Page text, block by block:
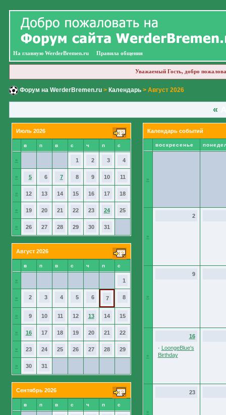
На главную WerderBremen.ru Правила общения
Уважаемый Гость, добро
Форум на WerderBremen.ru> Календарь> Август 2026
«
Июль 2026
в п в с ч п с
» 1 2 3 4
» 5 6 7 8 9 10 11
» 12 13 14 15 16 17 18
» 19 20 21 22 23 24 25
» 26 27 28 29 30 31
Август 2026
в п в с ч п с
» 1
» 2 3 4 5 6 7 8
» 9 10 11 12 13 14 15
» 16 17 18 19 20 21 22
» 23 24 25 26 27 28 29
» 30 31
Сентябрь 2026
в п в с ч п с
Календарь событий
воскресенье
»
»
2
»
9
»
16
· LoongeBlue's
Birthday
»
23